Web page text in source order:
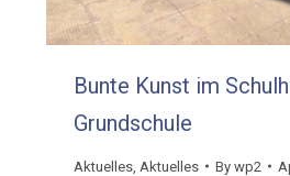
Bunte Kunst im
Grundschule
Aktuelles Aktuelles Bywp2